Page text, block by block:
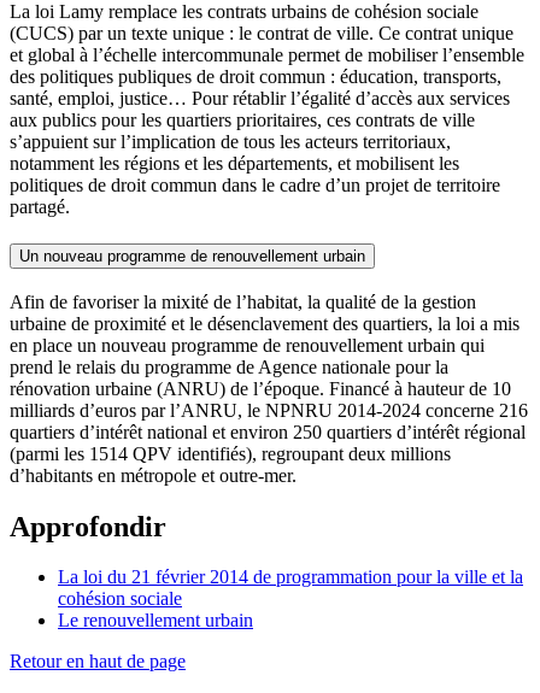
La loi Lamy remplace les contrats urbains de cohésion sociale
(CUCS) par un texte unique : le contrat de ville. Ce contrat unique
et global à l’échelle intercommunale permet de mobiliser l’ensemble
des politiques publiques de droit commun : éducation, transports,
santé, emploi, justice… Pour rétablir l’égalité d’accès aux services
aux publics pour les quartiers prioritaires, ces contrats de ville
s’appuient sur l’implication de tous les acteurs territoriaux,
notamment les régions et les départements, et mobilisent les
politiques de droit commun dans le cadre d’un projet de territoire
partagé.
Un nouveau programme de renouvellement urbain
Afin de favoriser la mixité de l’habitat, la qualité de la gestion
urbaine de proximité et le désenclavement des quartiers, la loi a mis
en place un nouveau programme de renouvellement urbain qui
prend le relais du programme de Agence nationale pour la
rénovation urbaine (ANRU) de l’époque. Financé à hauteur de 10
milliards d’euros par l’ANRU, le NPNRU 2014-2024 concerne 216
quartiers d’intérêt national et environ 250 quartiers d’intérêt régional
(parmi les 1514 QPV identifiés), regroupant deux millions
d’habitants en métropole et outre-mer.
Approfondir
La loi du 21 février 2014 de programmation pour la ville et la
cohésion sociale
Le renouvellement urbain
Retour en haut de page